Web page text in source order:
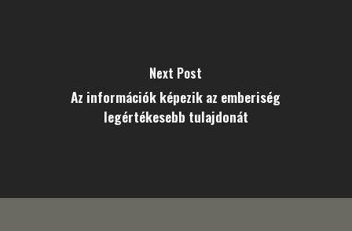
Next Post
Az információk képezik az emberiség
legértékesebb tulajdonát